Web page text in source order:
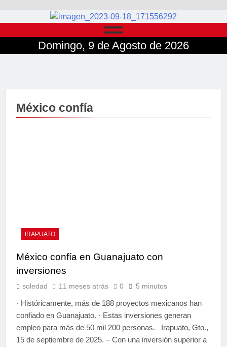
Domingo, 9 de Agosto de 2026
México confía
IRAPUATO
México confía en Guanajuato con
inversiones
soledad 11 meses atrás 0 5 minutos
· Históricamente, más de 188 proyectos mexicanos han
confiado en Guanajuato. · Estas inversiones generan
empleo para más de 50 mil 200 personas. Irapuato, Gto.,
15 de septiembre de 2025. – Con una inversión superior a